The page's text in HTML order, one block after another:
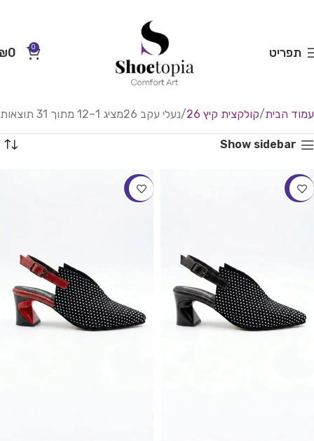
תפריט 0
0
עמוד הבית קולקצית קיץ 26 נעלי עקב 26 מציג 1–12 מתוך 31 תוצאות
Show sidebar
-20%
-20%